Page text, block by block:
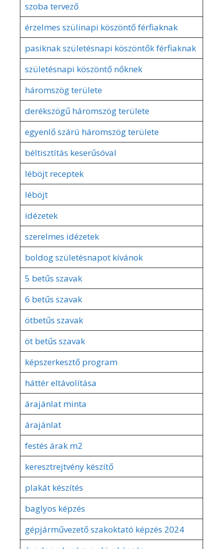
szoba tervező
érzelmes szülinapi köszöntő férfiaknak
pasiknak születésnapi köszöntők férfiaknak
születésnapi köszöntő nőknek
háromszög területe
derékszögű háromszög területe
egyenlő szárú háromszög területe
béltisztítás keserűsóval
léböjt receptek
léböjt
idézetek
szerelmes idézetek
boldog születésnapot kívánok
5 betűs szavak
6 betűs szavak
ötbetűs szavak
öt betűs szavak
képszerkesztő program
háttér eltávolítása
árajánlat minta
árajánlat
festés árak m2
keresztrejtvény készítő
plakát készítés
baglyos képzés
gépjárművezető szakoktató képzés 2024